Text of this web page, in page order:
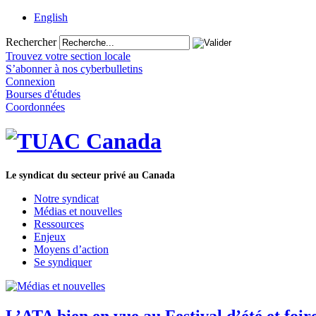
English
Rechercher
Trouvez votre section locale
S’abonner à nos cyberbulletins
Connexion
Bourses d'études
Coordonnées
Le syndicat du secteur privé au Canada
Notre syndicat
Médias et nouvelles
Ressources
Enjeux
Moyens d’action
Se syndiquer